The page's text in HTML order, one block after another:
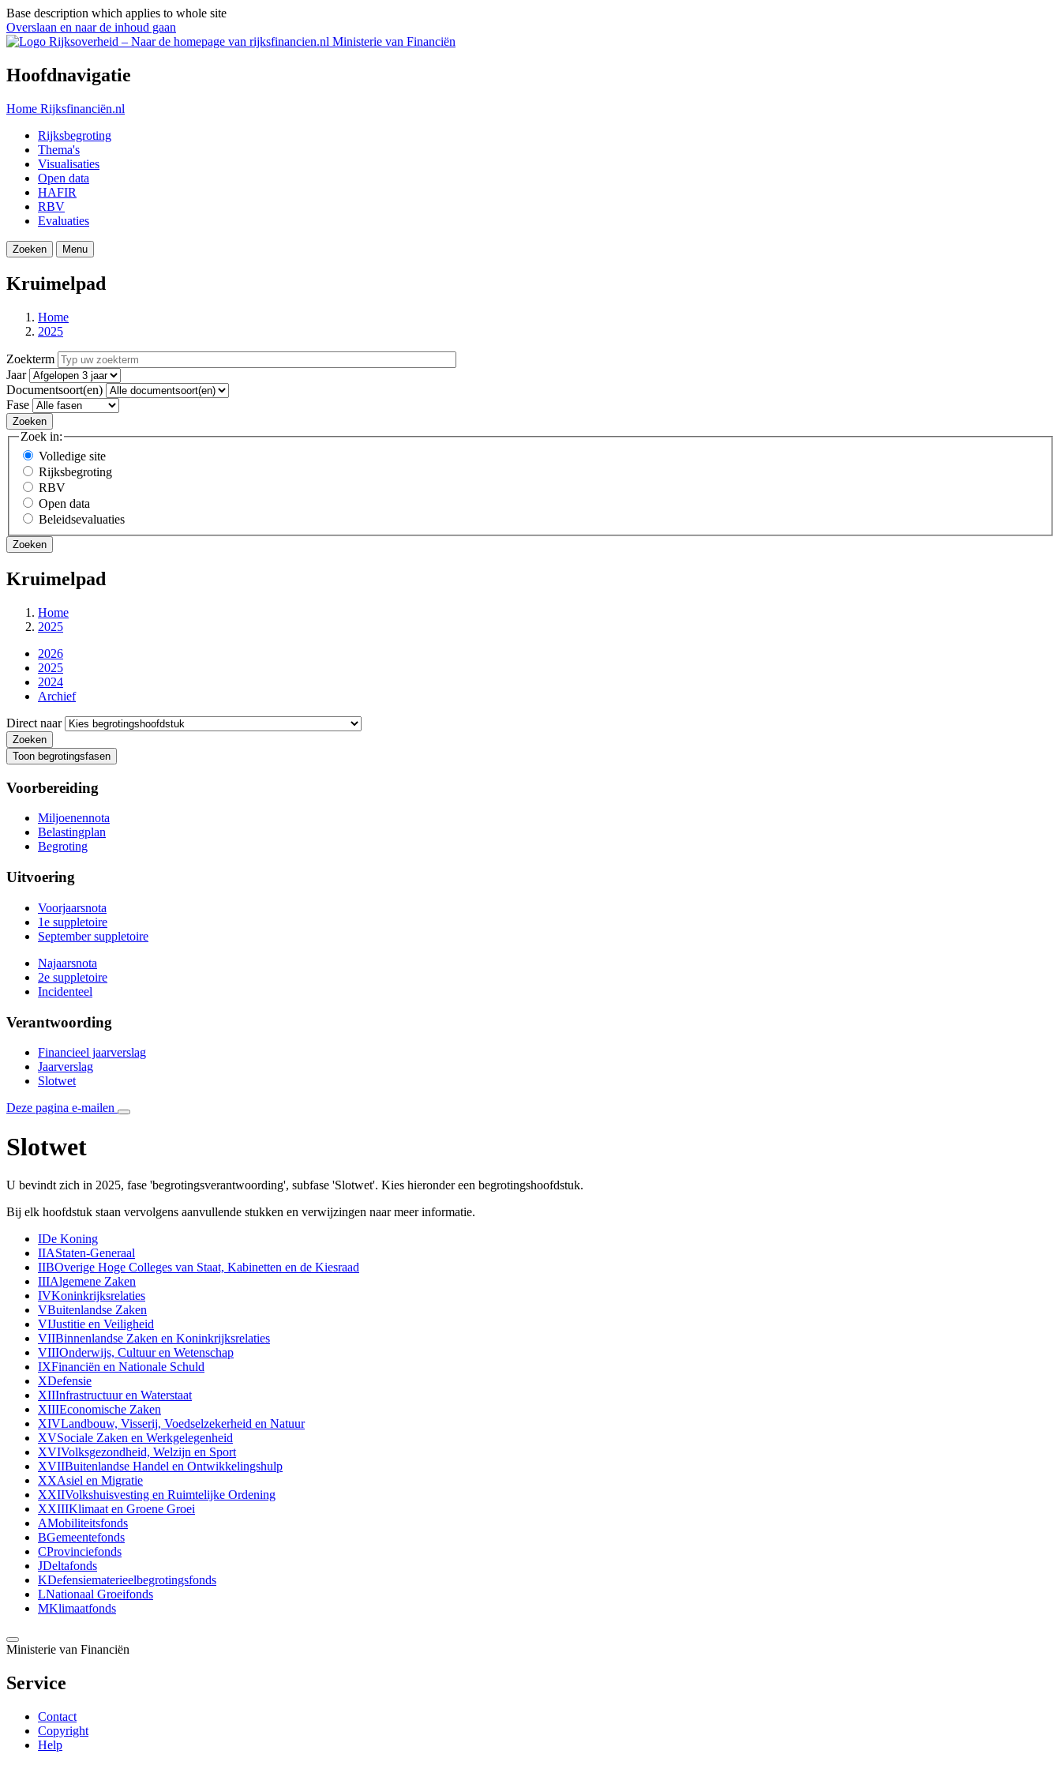
Base description which applies to whole site
Overslaan en naar de inhoud gaan
Ministerie van Financiën
Hoofdnavigatie
Home Rijksfinanciën.nl
Rijksbegroting
Thema's
Visualisaties
Open data
HAFIR
RBV
Evaluaties
Zoeken Menu
Kruimelpad
Home
2025
Zoekterm
Jaar
Documentsoort(en)
Fase
Zoek in:
Volledige site
Rijksbegroting
RBV
Open data
Beleidsevaluaties
Kruimelpad
Home
2025
2026
2025
2024
Archief
Direct naar
Toon begrotingsfasen
Voorbereiding
Miljoenennota
Belastingplan
Begroting
Uitvoering
Voorjaarsnota
1e suppletoire
September suppletoire
Najaarsnota
2e suppletoire
Incidenteel
Verantwoording
Financieel jaarverslag
Jaarverslag
Slotwet
Deze pagina e-mailen
Slotwet
U bevindt zich in 2025, fase 'begrotingsverantwoording', subfase 'Slotwet'. Kies hieronder een begrotingshoofdstuk.
Bij elk hoofdstuk staan vervolgens aanvullende stukken en verwijzingen naar meer informatie.
IDe Koning
IIAStaten-Generaal
IIBOverige Hoge Colleges van Staat, Kabinetten en de Kiesraad
IIIAlgemene Zaken
IVKoninkrijksrelaties
VBuitenlandse Zaken
VIJustitie en Veiligheid
VIIBinnenlandse Zaken en Koninkrijksrelaties
VIIIOnderwijs, Cultuur en Wetenschap
IXFinanciën en Nationale Schuld
XDefensie
XIIInfrastructuur en Waterstaat
XIIIEconomische Zaken
XIVLandbouw, Visserij, Voedselzekerheid en Natuur
XVSociale Zaken en Werkgelegenheid
XVIVolksgezondheid, Welzijn en Sport
XVIIBuitenlandse Handel en Ontwikkelingshulp
XXAsiel en Migratie
XXIIVolkshuisvesting en Ruimtelijke Ordening
XXIIIKlimaat en Groene Groei
AMobiliteitsfonds
BGemeentefonds
CProvinciefonds
JDeltafonds
KDefensiematerieelbegrotingsfonds
LNationaal Groeifonds
MKlimaatfonds
Ministerie van Financiën
Service
Contact
Copyright
Help